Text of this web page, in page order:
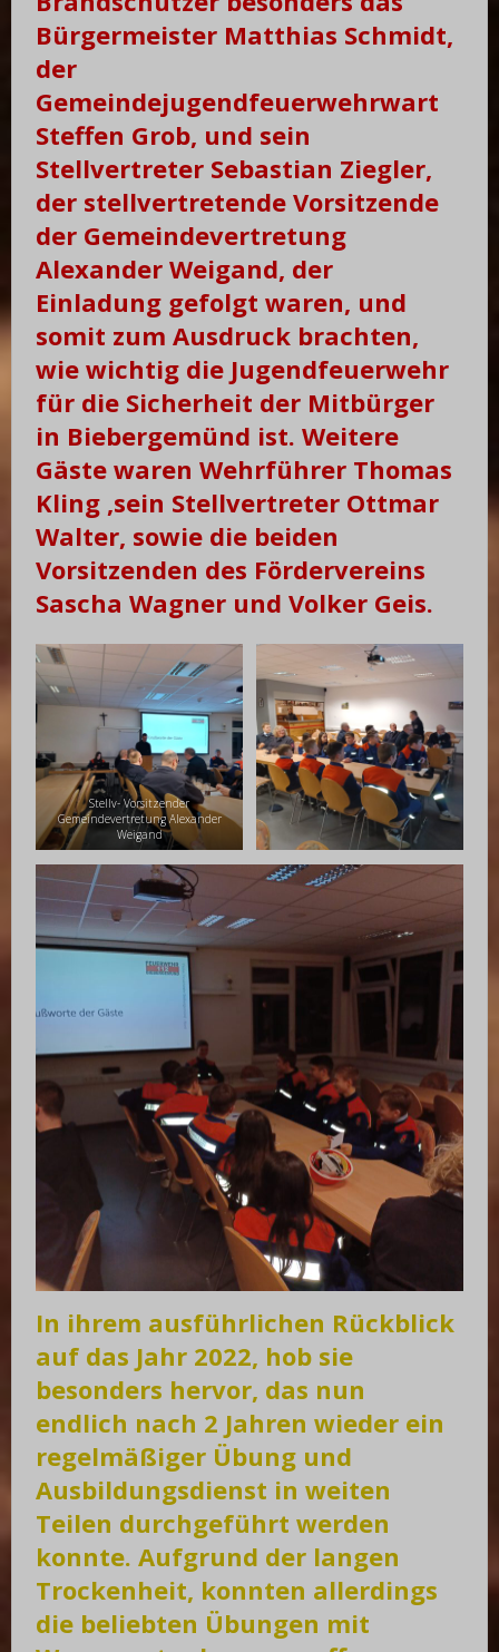
Bürgermeister Matthias Schmidt,
der
Gemeindejugendfeuerwehrwart
Steffen Grob, und sein
Stellvertreter Sebastian Ziegler,
der stellvertretende Vorsitzende
der Gemeindevertretung
Alexander Weigand, der
Einladung gefolgt waren, und
somit zum Ausdruck brachten,
wie wichtig die Jugendfeuerwehr
für die Sicherheit der Mitbürger
in Biebergemünd ist. Weitere
Gäste waren Wehrführer Thomas
Kling ,sein Stellvertreter Ottmar
Walter, sowie die beiden
Vorsitzenden des Fördervereins
Sascha Wagner und Volker Geis.
Stellv- Vorsitzender
Gemeindevertretung Alexander
Weigand
In ihrem ausführlichen Rückblick
auf das Jahr 2022, hob sie
besonders hervor, das nun
endlich nach 2 Jahren wieder ein
regelmäßiger Übung und
Ausbildungsdienst in weiten
Teilen durchgeführt werden
konnte. Aufgrund der langen
Trockenheit, konnten allerdings
die beliebten Übungen mit